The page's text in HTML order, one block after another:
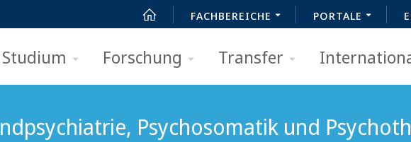
FACHBEREICHE PORTALE
Studium Forschung Transfer
Psychosomatik und